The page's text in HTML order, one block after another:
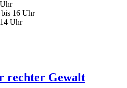
16 Uhr
Uhr
rechter Gewalt